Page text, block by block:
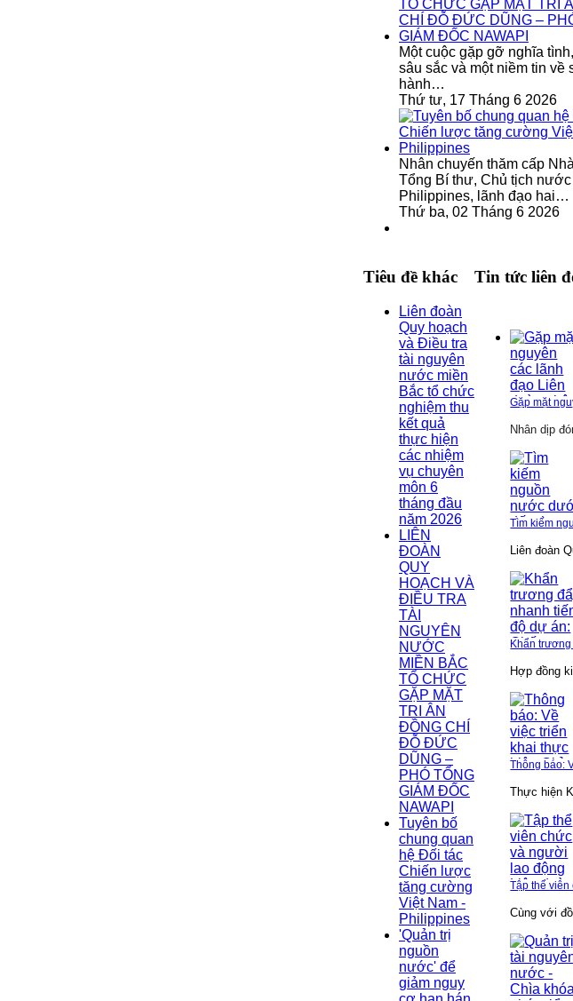
Một cuộc gặp gỡ nghĩa
sâu sắc và một niềm tin về
hành…
Thứ tư, 17 Tháng 6 2026
Nhân chuyến thăm cấp
Tổng Bí thư, Chủ tịch
Philippines, lãnh đạo hai…
Thứ ba, 02 Tháng 6 2026
Tiêu đề khác
Liên đoàn
Quy hoạch
và Điều tra
tài nguyên
nước miền
Bắc tổ chức
nghiệm thu
kết quả
thực hiện
các nhiệm
vụ chuyên
môn 6
tháng đầu
năm 2026
LIÊN
ĐOÀN
QUY
HOẠCH VÀ
ĐIỀU TRA
TÀI
NGUYÊN
NƯỚC
MIỀN BẮC
TỔ CHỨC
GẶP MẶT
TRI ÂN
ĐỒNG CHÍ
ĐỖ ĐỨC
DŨNG –
PHÓ TỔNG
GIÁM ĐỐC
NAWAPI
Tuyên bố
chung quan
hệ Đối tác
Chiến lược
tăng cường
Việt Nam -
Philippines
'Quản trị
nguồn
nước' để
giảm nguy
Tin tức liên
Gặp mặt
N hân dịp
Tìm kiếm
Liên đoàn
Khẩn trương
Hợp đồng
Thông báo:
Thực hiện
Tập thể viên
Cùng với